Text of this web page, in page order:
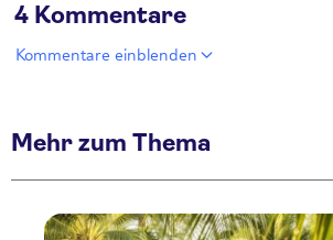
4 Kommentare
Kommentare einblenden
Mehr zum Thema